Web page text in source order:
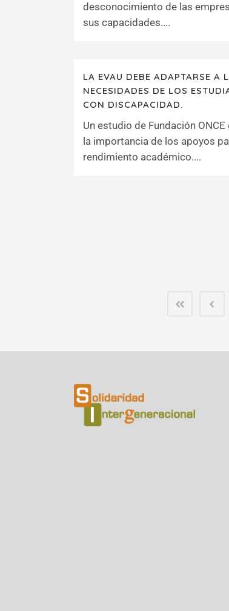
desconocimiento de las
sus capacidades....
LA EVAU DEBE ADAPTARSE A
NECESIDADES DE LOS
CON DISCAPACIDAD.
Un estudio de Fundación ONCE
la importancia de los apoyos
rendimiento académico....